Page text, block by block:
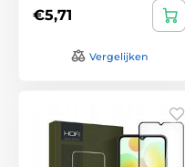
€5,71
Vergelijken